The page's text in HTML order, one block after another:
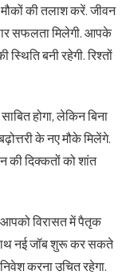
की तलाश करें. जीवन
सफलता मिलेगी. आपके
स्थिति बनी रहेगी. रिश्तों
होगा, लेकिन बिना
के नए मौके मिलेंगे.
की दिक्कतों को शांत
विरासत में पैतृक
नई जॉब शुरू कर सकते
करना उचित रहेगा.